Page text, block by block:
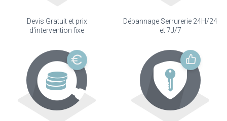
Devis Gratuit et prix
d'intervention fixe
Dépannage Serrurerie 24H/24
et 7J/7